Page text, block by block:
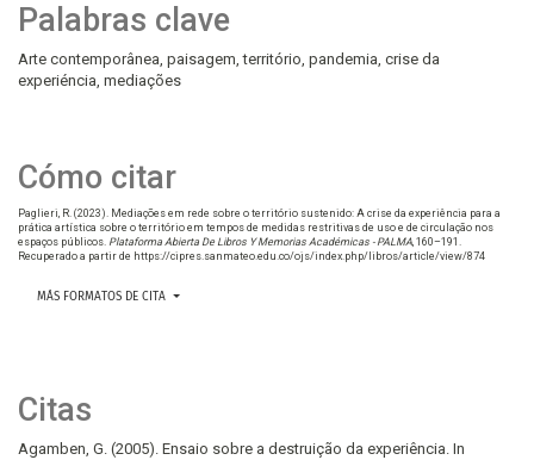
Palabras clave
Arte contemporânea paisagem território pandemia crise da
experiéncia mediações
Cómo citar
Paglieri, R. (2023). Mediações em rede sobre o território sustenido: A crise da experiência para a
prática artística sobre o território em tempos de medidas restritivas de uso e de circulação nos
espaços públicos. Plataforma Abierta De Libros Y Memorias Académicas - PALMA, 160–191.
Recuperado a partir de https://cipres.sanmateo.edu.co/ojs/index.php/libros/article/view/874
MÁS FORMATOS DE CITA
Citas
Agamben, G. (2005). Ensaio sobre a destruição da experiência. In